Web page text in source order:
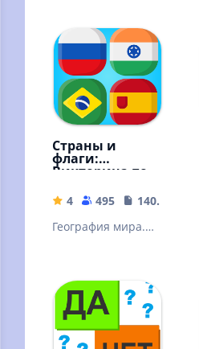
телешоу
Страны и
флаги:
Викторина по
4 495
140.36 MB
География мира.
странам, городам
и флагам